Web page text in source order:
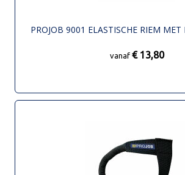
PROJOB 9001 ELASTISCHE RIEM MET
vanaf € 13,80